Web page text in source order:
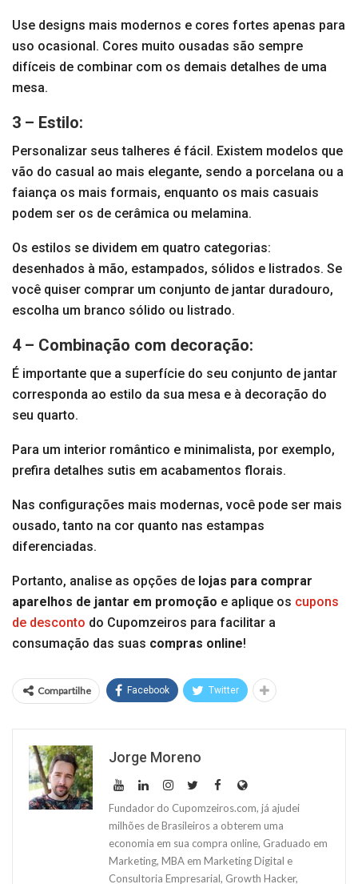
Use designs mais modernos e cores fortes apenas para
uso ocasional. Cores muito ousadas são sempre
difíceis de combinar com os demais detalhes de uma
mesa.
3 – Estilo:
Personalizar seus talheres é fácil. Existem modelos que
vão do casual ao mais elegante, sendo a porcelana ou a
faiança os mais formais, enquanto os mais casuais
podem ser os de cerâmica ou melamina.
Os estilos se dividem em quatro categorias:
desenhados à mão, estampados, sólidos e listrados. Se
você quiser comprar um conjunto de jantar duradouro,
escolha um branco sólido ou listrado.
4 – Combinação com decoração:
É importante que a superfície do seu conjunto de jantar
corresponda ao estilo da sua mesa e à decoração do
seu quarto.
Para um interior romântico e minimalista, por exemplo,
prefira detalhes sutis em acabamentos florais.
Nas configurações mais modernas, você pode ser mais
ousado, tanto na cor quanto nas estampas
diferenciadas.
Portanto, analise as opções de lojas para comprar
aparelhos de jantar em promoção e aplique os cupons
de desconto do Cupomzeiros para facilitar a
consumação das suas compras online!
Compartilhe Facebook Twitter
Jorge Moreno
Fundador do Cupomzeiros.com, já ajudei
milhões de Brasileiros a obterem uma
economia em sua compra online, Graduado em
Marketing, MBA em Marketing Digital e
Consultoria Empresarial, Growth Hacker,